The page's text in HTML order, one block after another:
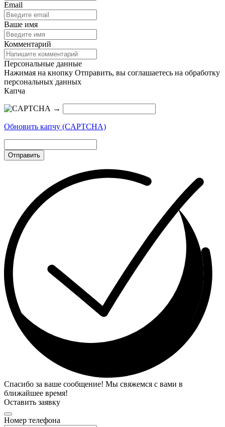
Email
Ваше имя
Комментарий
Персональные данные
Нажимая на кнопку Отправить, вы соглашаетесь на обработку
персональных данных
Капча
→
Обновить капчу (CAPTCHA)
Отправить
Спасибо за ваше сообщение! Мы свяжемся с вами в
ближайшее время!
Оставить заявку
Номер телефона